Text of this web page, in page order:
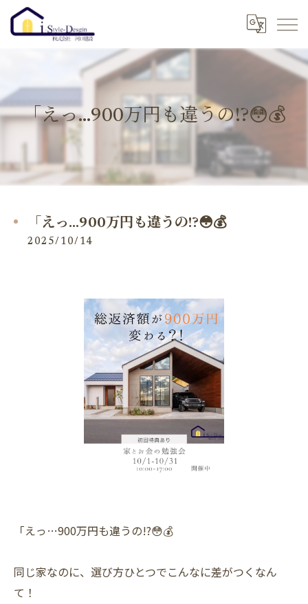
「えっ…900万円も違うの!?😳💰
「えっ…900万円も違うの!?😳💰
2025/10/14
「えっ…900万円も違うの!?😳💰
同じ家なのに、選び方ひとつでこんなに差がつくなん
て！